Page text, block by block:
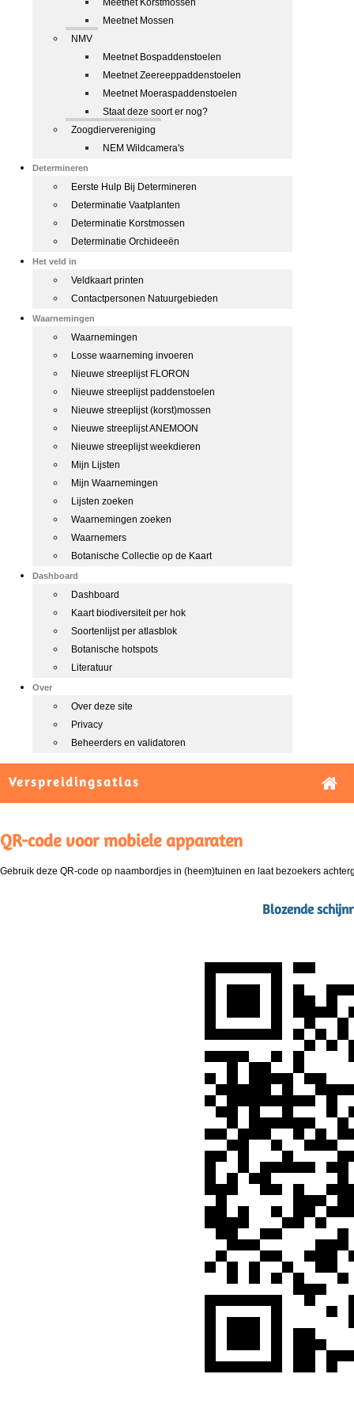
Meetnet Korstmossen
Meetnet Mossen
NMV
Meetnet Bospaddenstoelen
Meetnet Zeereeppaddenstoelen
Meetnet Moeraspaddenstoelen
Staat deze soort er nog?
Zoogdiervereniging
NEM Wildcamera's
Determineren
Eerste Hulp Bij Determineren
Determinatie Vaatplanten
Determinatie Korstmossen
Determinatie Orchideeën
Het veld in
Veldkaart printen
Contactpersonen Natuurgebieden
Waarnemingen
Waarnemingen
Losse waarneming invoeren
Nieuwe streeplijst FLORON
Nieuwe streeplijst paddenstoelen
Nieuwe streeplijst (korst)mossen
Nieuwe streeplijst ANEMOON
Nieuwe streeplijst weekdieren
Mijn Lijsten
Mijn Waarnemingen
Lijsten zoeken
Waarnemingen zoeken
Waarnemers
Botanische Collectie op de Kaart
Dashboard
Dashboard
Kaart biodiversiteit per hok
Soortenlijst per atlasblok
Botanische hotspots
Literatuur
Over
Over deze site
Privacy
Beheerders en validatoren
Verspreidingsatlas
QR-code voor mobiele apparaten
Gebruik deze QR-code op naambordjes in (heem)tuinen en laat bezoekers
Blozende